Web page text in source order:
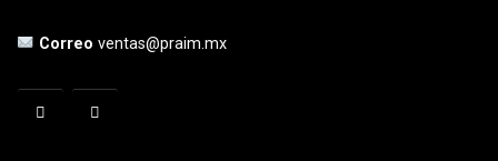
Correoventas@praim.mx